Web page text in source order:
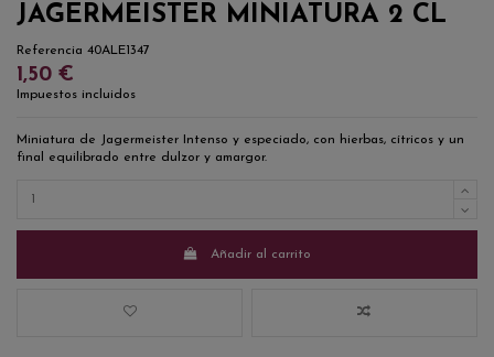
JAGERMEISTER MINIATURA 2 CL
Referencia 40ALE1347
1,50 €
Impuestos incluidos
Miniatura de Jagermeister Intenso y especiado, con hierbas, cítricos y un
final equilibrado entre dulzor y amargor.
Añadir al carrito